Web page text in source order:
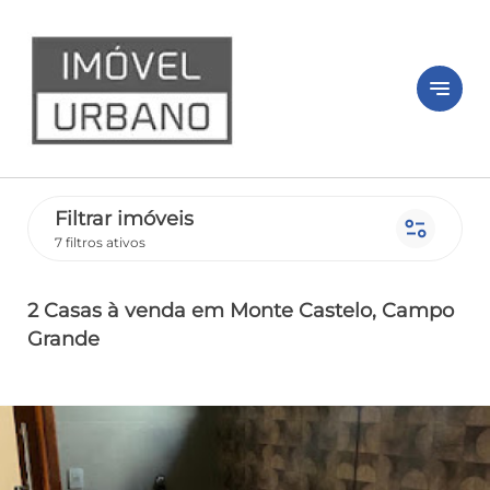
notes
Filtrar imóveis
7 filtros ativos page_info
2 Casas à venda em Monte Castelo, Campo
Grande